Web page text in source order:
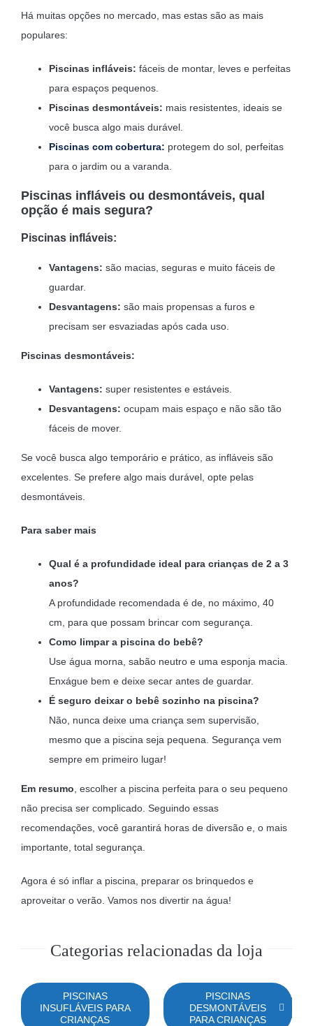
Há muitas opções no mercado, mas estas são as mais
populares:
Piscinas infláveis: fáceis de montar, leves e perfeitas
para espaços pequenos.
Piscinas desmontáveis: mais resistentes, ideais se
você busca algo mais durável.
Piscinas com cobertura: protegem do sol, perfeitas
para o jardim ou a varanda.
Piscinas infláveis ou desmontáveis, qual
opção é mais segura?
Piscinas infláveis:
Vantagens: são macias, seguras e muito fáceis de
guardar.
Desvantagens: são mais propensas a furos e
precisam ser esvaziadas após cada uso.
Piscinas desmontáveis:
Vantagens: super resistentes e estáveis.
Desvantagens: ocupam mais espaço e não são tão
fáceis de mover.
Se você busca algo temporário e prático, as infláveis são
excelentes. Se prefere algo mais durável, opte pelas
desmontáveis.
Para saber mais
Qual é a profundidade ideal para crianças de 2 a 3
anos?
A profundidade recomendada é de, no máximo, 40
cm, para que possam brincar com segurança.
Como limpar a piscina do bebê?
Use água morna, sabão neutro e uma esponja macia.
Enxágue bem e deixe secar antes de guardar.
É seguro deixar o bebê sozinho na piscina?
Não, nunca deixe uma criança sem supervisão,
mesmo que a piscina seja pequena. Segurança vem
sempre em primeiro lugar!
Em resumo , escolher a piscina perfeita para o seu pequeno
não precisa ser complicado. Seguindo essas
recomendações, você garantirá horas de diversão e, o mais
importante, total segurança.
Agora é só inflar a piscina, preparar os brinquedos e
aproveitar o verão. Vamos nos divertir na água!
Categorias relacionadas da loja
PISCINAS
INSUFLÁVEIS PARA
CRIANÇAS
PISCINAS
DESMONTÁVEIS
PARA CRIANÇAS